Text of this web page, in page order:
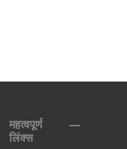
महत्वपूर्ण
लिंक्स
—